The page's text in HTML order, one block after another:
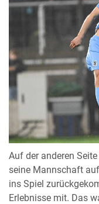
Auf der anderen
seine Mannschaft
ins Spiel
Erlebnisse mit. Das